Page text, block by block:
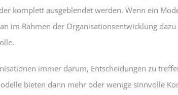
komplett ausgeblendet werden. Wenn ein
im Rahmen der Organisationsentwicklung
immer darum, Entscheidungen zu
bieten dann mehr oder wenige sinnvolle